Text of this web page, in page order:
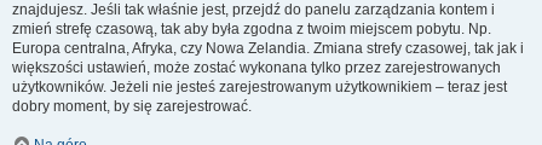
znajdujesz. Jeśli tak właśnie jest, przejdź do panelu zarządzania kontem i
zmień strefę czasową, tak aby była zgodna z twoim miejscem pobytu. Np.
Europa centralna, Afryka, czy Nowa Zelandia. Zmiana strefy czasowej, tak jak i
większości ustawień, może zostać wykonana tylko przez zarejestrowanych
użytkowników. Jeżeli nie jesteś zarejestrowanym użytkownikiem – teraz jest
dobry moment, by się zarejestrować.